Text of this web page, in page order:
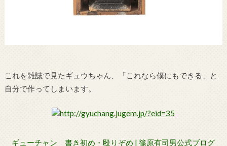
これを雑誌で見たギュウちゃん、「これなら僕にもできる」と
自分で作ってしまいます。
ギューチャン 書き初め・殴りぞめ | 篠原有司男公式ブログ